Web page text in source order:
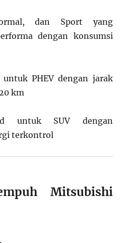
dan Sport yang
dengan konsumsi
PHEV dengan jarak
km
untuk SUV dengan
terkontrol
Mitsubishi